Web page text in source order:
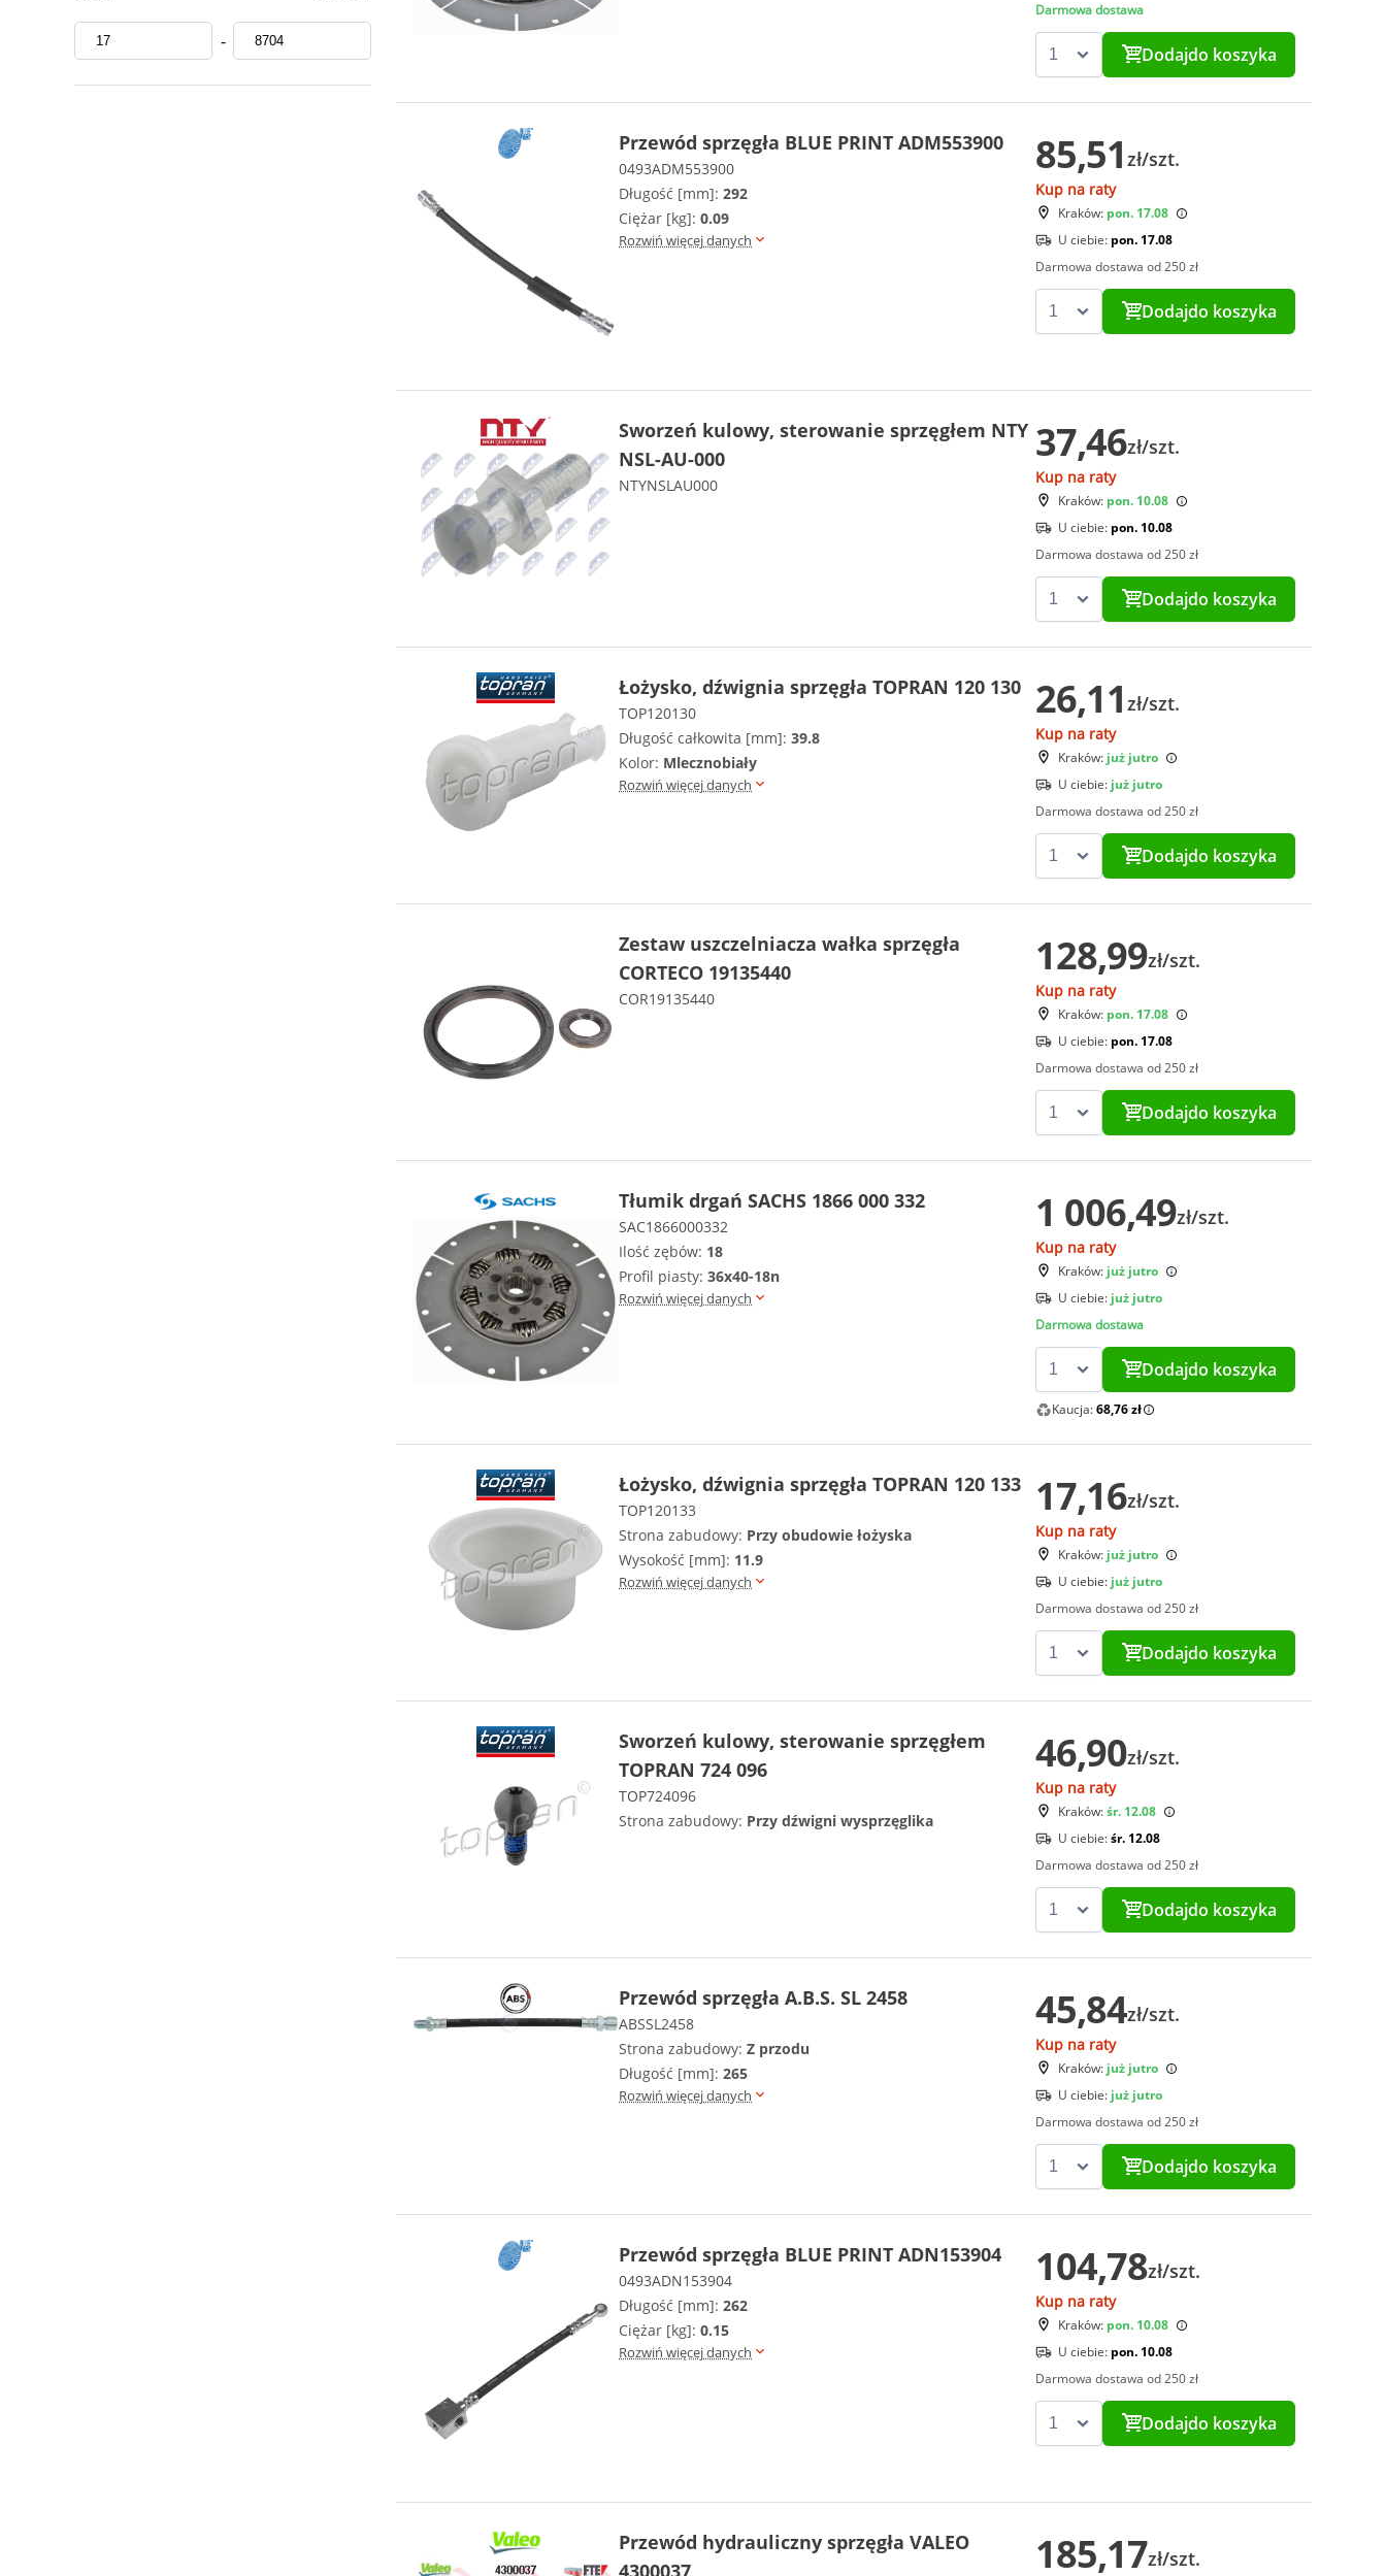
-
Darmowa dostawa
Dodajdo koszyka
Przewód sprzęgła BLUE PRINT ADM553900
0493ADM553900
Długość [mm]: 292
Ciężar [kg]: 0.09
Rozwiń więcej danych
85,51 zł/szt.
Kup na raty
Kraków: pon. 17.08
U ciebie: pon. 17.08
Darmowa dostawa od 250 zł
Dodajdo koszyka
Sworzeń kulowy, sterowanie sprzęgłem NTY
NSL-AU-000
NTYNSLAU000
37,46zł/szt.
Kup na raty
Kraków: pon. 10.08
U ciebie: pon. 10.08
Darmowa dostawa od 250 zł
Dodajdo koszyka
Łożysko, dźwignia sprzęgła TOPRAN 120 130
TOP120130
Długość całkowita [mm]: 39.8
Kolor: Mlecznobiały
Rozwiń więcej danych
26,11 zł/szt.
Kup na raty
Kraków: już jutro
U ciebie: już jutro
Darmowa dostawa od 250 zł
Dodajdo koszyka
Zestaw uszczelniacza wałka sprzęgła
CORTECO 19135440
COR19135440
128,99zł/szt.
Kup na raty
Kraków: pon. 17.08
U ciebie: pon. 17.08
Darmowa dostawa od 250 zł
Dodajdo koszyka
Tłumik drgań SACHS 1866 000 332
SAC1866000332
Ilość zębów: 18
Profil piasty: 36x40-18n
Rozwiń więcej danych
1 006,49zł/szt.
Kup na raty
Kraków: już jutro
U ciebie: już jutro
Darmowa dostawa
Dodajdo koszyka
Kaucja:68,76 zł
Łożysko, dźwignia sprzęgła TOPRAN 120 133
TOP120133
Strona zabudowy: Przy obudowie łożyska
Wysokość [mm]: 11.9
Rozwiń więcej danych
17,16zł/szt.
Kup na raty
Kraków: już jutro
U ciebie: już jutro
Darmowa dostawa od 250 zł
Dodajdo koszyka
Sworzeń kulowy, sterowanie sprzęgłem
TOPRAN 724 096
TOP724096
Strona zabudowy: Przy dźwigni wysprzęglika
46,90zł/szt.
Kup na raty
Kraków:śr. 12.08
U ciebie:śr. 12.08
Darmowa dostawa od 250 zł
Dodajdo koszyka
Przewód sprzęgła A.B.S. SL 2458
ABSSL2458
Strona zabudowy: Z przodu
Długość [mm]: 265
Rozwiń więcej danych
45,84zł/szt.
Kup na raty
Kraków: już jutro
U ciebie: już jutro
Darmowa dostawa od 250 zł
Dodajdo koszyka
Przewód sprzęgła BLUE PRINT ADN153904
0493ADN153904
Długość [mm]: 262
Ciężar [kg]: 0.15
Rozwiń więcej danych
104,78zł/szt.
Kup na raty
Kraków: pon. 10.08
U ciebie: pon. 10.08
Darmowa dostawa od 250 zł
Dodajdo koszyka
Przewód hydrauliczny sprzęgła VALEO
4300037
185,17zł/szt.